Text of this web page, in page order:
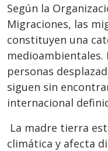
Según la
Migraciones, las
constituyen una
medioambientales.
personas
siguen sin
internacional
La madre tierra
climática y afecta